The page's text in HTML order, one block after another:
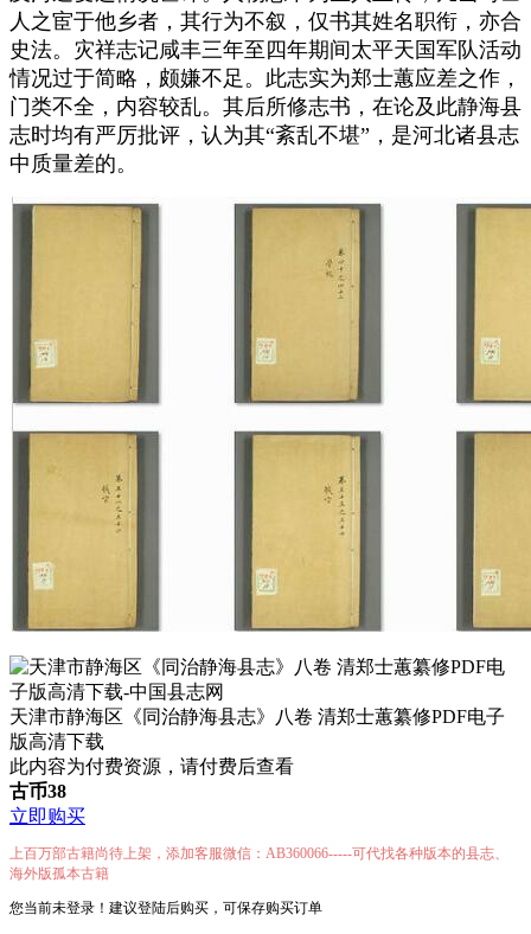
人之宦于他乡者，其行为不叙，仅书其姓名职衔，亦合
史法。灾祥志记咸丰三年至四年期间太平天国军队活动
情况过于简略，颇嫌不足。此志实为郑士蕙应差之作，
门类不全，内容较乱。其后所修志书，在论及此静海县
志时均有严厉批评，认为其“紊乱不堪”，是河北诸县志
中质量差的。
天津市静海区《同治静海县志》八卷 清郑士蕙纂修PDF电子
版高清下载
此内容为付费资源，请付费后查看
古币38
立即购买
上百万部古籍尚待上架，添加客服微信：AB360066-----可代找各种版本的县志、
海外版孤本古籍
您当前未登录！建议登陆后购买，可保存购买订单